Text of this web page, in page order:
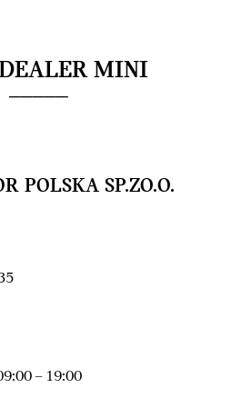
MINI
POLSKA SP.ZO.O.
– 19:00